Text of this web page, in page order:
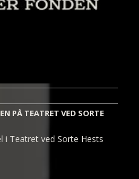
PÅ TEATRET VED SORTE
i Teatret ved Sorte Hests